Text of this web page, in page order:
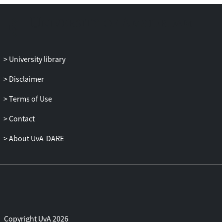
mede te worden betrokken de rente op
University library
Disclaimer
Terms of Use
Contact
About UvA-DARE
Copyright UvA 2026